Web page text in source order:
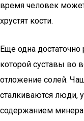
время человек
хрустят кости.
Еще одна достаточно
которой суставы во
отложение солей.
сталкиваются люди,
содержанием